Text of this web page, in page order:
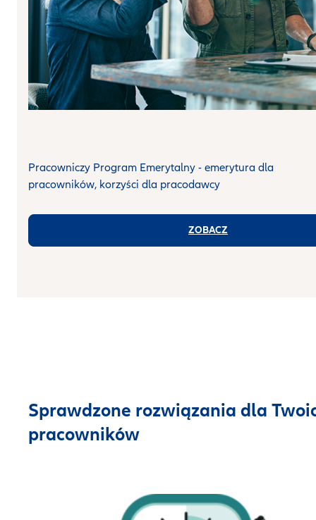
Pracowniczy Program Emerytalny - emerytura dla
pracowników, korzyści dla pracodawcy
ZOBACZ
Sprawdzone rozwiązania dla
pracowników